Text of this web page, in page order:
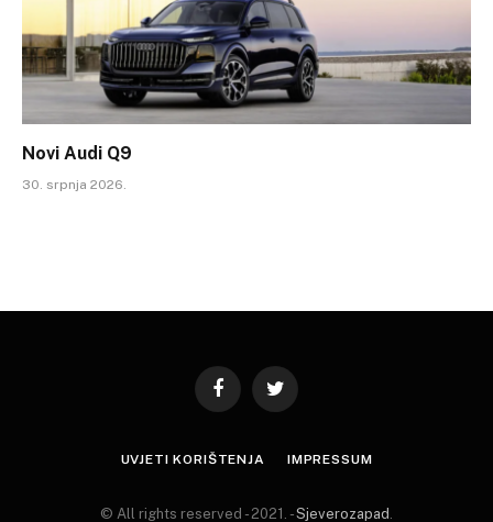
Novi Audi Q9
30. srpnja 2026.
FacebookTwitter
UVJETI KORIŠTENJA IMPRESSUM
© All rights reserved - 2021. -Sjeverozapad .